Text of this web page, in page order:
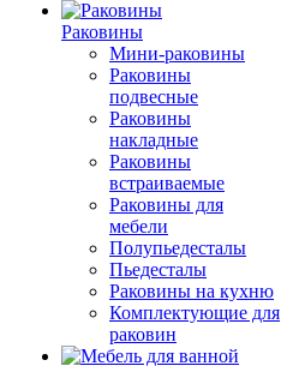
Раковины
Мини-раковины
Раковины
подвесные
Раковины
накладные
Раковины
встраиваемые
Раковины для
мебели
Полупьедесталы
Пьедесталы
Раковины на кухню
Комплектующие для
раковин